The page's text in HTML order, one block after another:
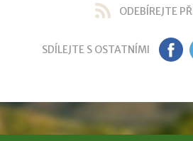
ODEBÍREJTE
SDÍLEJTE S OSTATNÍMI FB